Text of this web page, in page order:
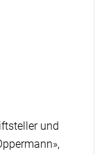
und